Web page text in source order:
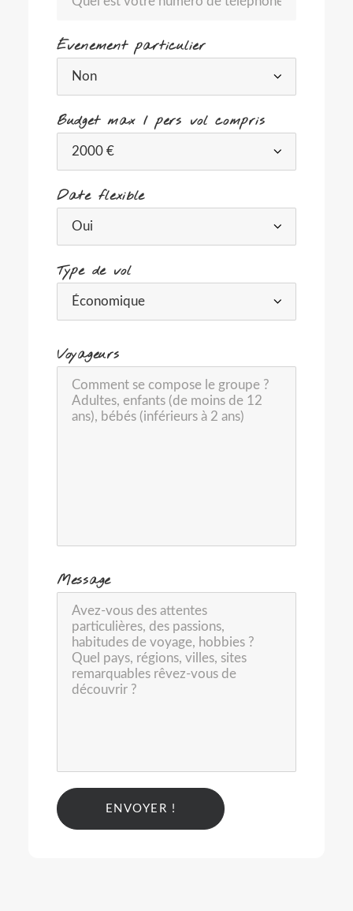
Évenement particulier
Budget max / pers vol compris
Date flexible
Type de vol
Voyageurs
Message